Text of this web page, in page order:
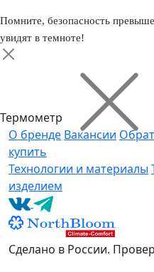
Помните, безопасность
увидят в темноте!
Термометр
О бренде Вакансии
купить
Технологии и материалы
изделием
Сделано в России.